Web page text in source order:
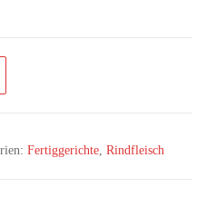
Fertiggerichte, Rindfleisch